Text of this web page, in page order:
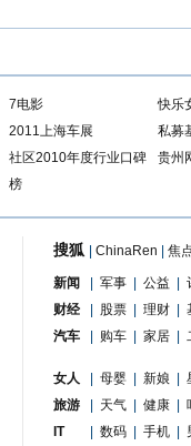
7电影
快乐
2011上海车展
私募
社区2010年度行业口碑
榜
贵州
搜狐 ChinaRen 焦
新闻 军事 公益
财经
股票 理财
汽车
购车 家居
女人 母婴 新娘
旅游
天气 健康
IT
数码 手机